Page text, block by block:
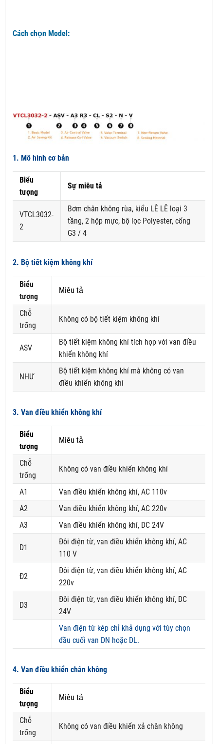
Cách chọn Model:
1. Mô hình cơ bản
Biểu
tượng
Sự miêu tả
VTCL3032-
2
Bơm chân không rùa, kiểu LÊ LÊ loại 3
tầng, 2 hộp mực, bộ lọc Polyester, cổng
G3 / 4
2. Bộ tiết kiệm không khí
Biểu
tượng
Miêu tả
Chỗ
trống
Không có bộ tiết kiệm không khí
ASV
Bộ tiết kiệm không khí tích hợp với van điều
khiển không khí
NHƯ
Bộ tiết kiệm không khí mà không có van
điều khiển không khí
3. Van điều khiển không khí
Biểu
tượng
Miêu tả
Chỗ
trống
Không có van điều khiển không khí
A1
Van điều khiển không khí, AC 110v
A2
Van điều khiển không khí, AC 220v
A3
Van điều khiển không khí, DC 24V
D1
Đôi điện từ, van điều khiển không khí, AC
110 V
Đ2
Đôi điện từ, van điều khiển không khí, AC
220v
D3
Đôi điện từ, van điều khiển không khí, DC
24V
Van điện từ kép chỉ khả dụng với tùy chọn
đầu cuối van DN hoặc DL.
4. Van điều khiển chân không
Biểu
tượng
Miêu tả
Chỗ
trống
Không có van điều khiển xả chân không